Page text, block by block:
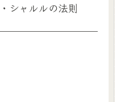
シャルルの法則